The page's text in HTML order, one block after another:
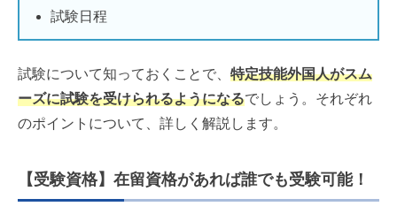
試験日程
試験について知っておくことで、 特定技能外国人がスム
ーズに試験を受けられるようになるでしょう。それぞれ
のポイントについて、詳しく解説します。
【受験資格】在留資格があれば誰でも受験可能！